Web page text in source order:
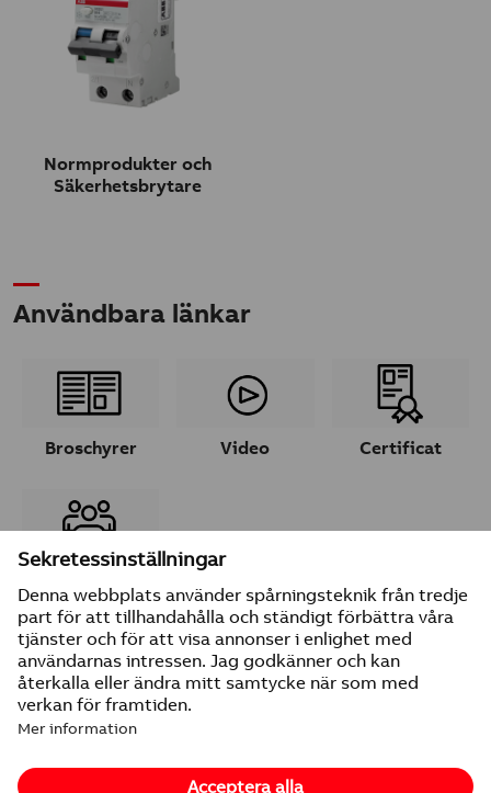
Normprodukter och
Säkerhetsbrytare
Användbara länkar
Broschyrer Video Certificat
Leverantörsuppgifter